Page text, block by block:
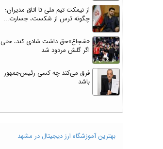
از نیمکت تیم ملی تا اتاق مدیران؛
چگونه ترس از شکست، جسارت...
«شجاع»حق داشت شادی کند، حتی
اگر گلش مردود شد
فرق می‌کند چه کسی رئیس‌جمهور
باشد
بهترین آموزشگاه ارز دیجیتال در مشهد